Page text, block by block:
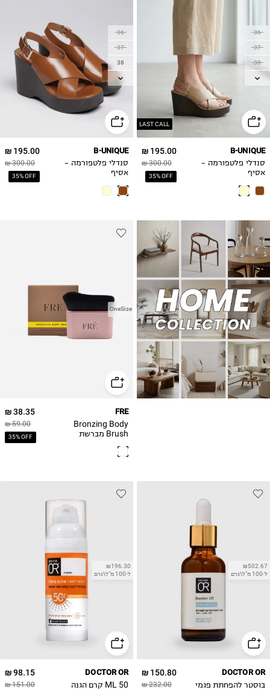
LAST CALL
36
37
38
39
195.00 ₪
300.00 ₪
35% OFF
B-UNIQUE
סנדלי פלטפורמה -
אסיף
36
37
38
39
40
195.00 ₪
300.00 ₪
35% OFF
B-UNIQUE
סנדלי פלטפורמה -
אסיף
OneSize
38.35 ₪
59.00 ₪
35% OFF
FRE
Bronzing Body
Brush מברשת
₪502.67
ל-100 מ"ל\גרם
150.80 ₪
232.00 ₪
DOCTOR OR
בוסטר להפחתת פגמי
₪196.30
ל-100 מ"ל\גרם
98.15 ₪
151.00 ₪
DOCTOR OR
50 ML קרם הגנה